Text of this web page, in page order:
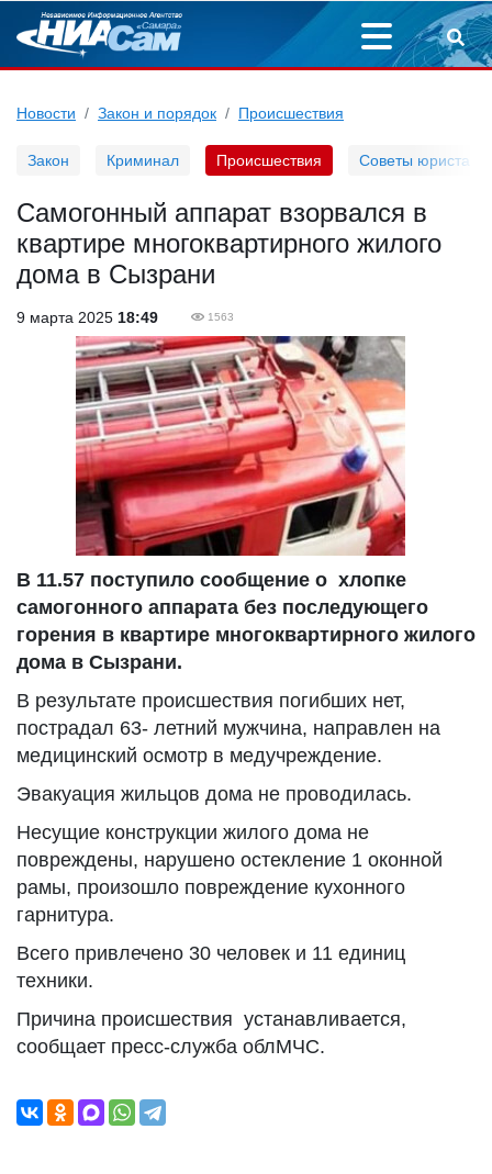
Новости Закон и порядок Происшествия
Закон Криминал Происшествия Советы юриста
Самогонный аппарат взорвался в
квартире многоквартирного жилого
дома в Сызрани
9 марта 2025 18:49 1563
В 11.57 поступило сообщение о хлопке
самогонного аппарата без последующего
горения в квартире многоквартирного жилого
дома в Сызрани.
В результате происшествия погибших нет,
пострадал 63- летний мужчина, направлен на
медицинский осмотр в медучреждение.
Эвакуация жильцов дома не проводилась.
Несущие конструкции жилого дома не
повреждены, нарушено остекление 1 оконной
рамы, произошло повреждение кухонного
гарнитура.
Всего привлечено 30 человек и 11 единиц
техники.
Причина происшествия устанавливается,
сообщает пресс-служба облМЧС.